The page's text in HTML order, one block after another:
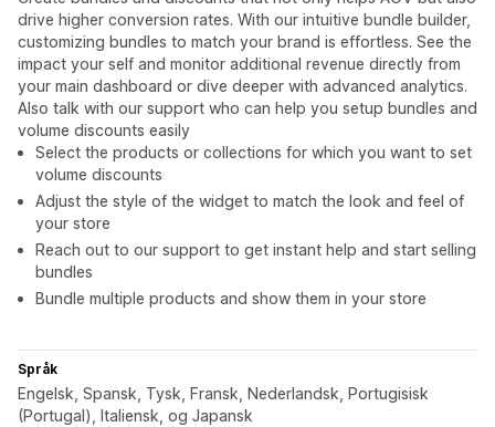
drive higher conversion rates. With our intuitive bundle builder,
customizing bundles to match your brand is effortless. See the
impact your self and monitor additional revenue directly from
your main dashboard or dive deeper with advanced analytics.
Also talk with our support who can help you setup bundles and
volume discounts easily
Select the products or collections for which you want to set
volume discounts
Adjust the style of the widget to match the look and feel of
your store
Reach out to our support to get instant help and start selling
bundles
Bundle multiple products and show them in your store
Språk
Engelsk, Spansk, Tysk, Fransk, Nederlandsk, Portugisisk
(Portugal), Italiensk, og Japansk